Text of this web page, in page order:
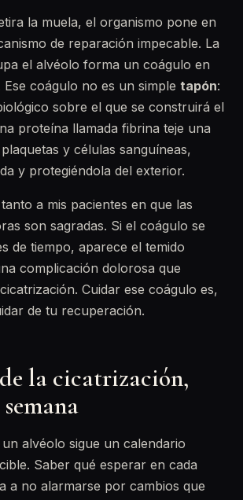
la muela, el organismo pone en
de reparación impecable. La
el alvéolo forma un coágulo en
coágulo no es un simple tapón:
sobre el que se construirá el
proteína llamada fibrina teje una
y células sanguíneas,
y protegiéndola del exterior.
a mis pacientes en que las
son sagradas. Si el coágulo se
de tiempo, aparece el temido
complicación dolorosa que
Cuidar ese coágulo es,
de tu recuperación.
de la cicatrización,
alvéolo sigue un calendario
Saber qué esperar en cada
a no alarmarse por cambios que